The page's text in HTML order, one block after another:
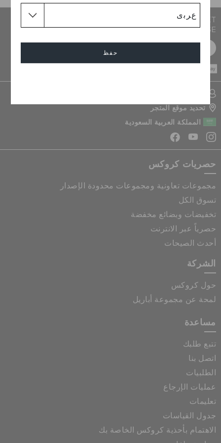
حفظ
JOIN CROCS CLUB & GET 15% OFF ON YOUR NEXT
PURCHASE
تحديد موقع المتجر
المملكة العربية السعودية
حصريات كروكس
مجموعات تعاونية ومجموعات محدودة الإصدار
تسوق الكل
تخفيضات وبضائع مخفضة
حصرياً عبر الانترنت
أحدث الصيحات
الشركة
حول كروكس
لمحة عن مجموعة أباريل
مساعدة
تتبع طلبك
اتصل بنا
الطلبيات
عمليات الإرجاع
تعليمات
جدول القياسات
الاهتمام بأحذية كروكس الخاصة بك